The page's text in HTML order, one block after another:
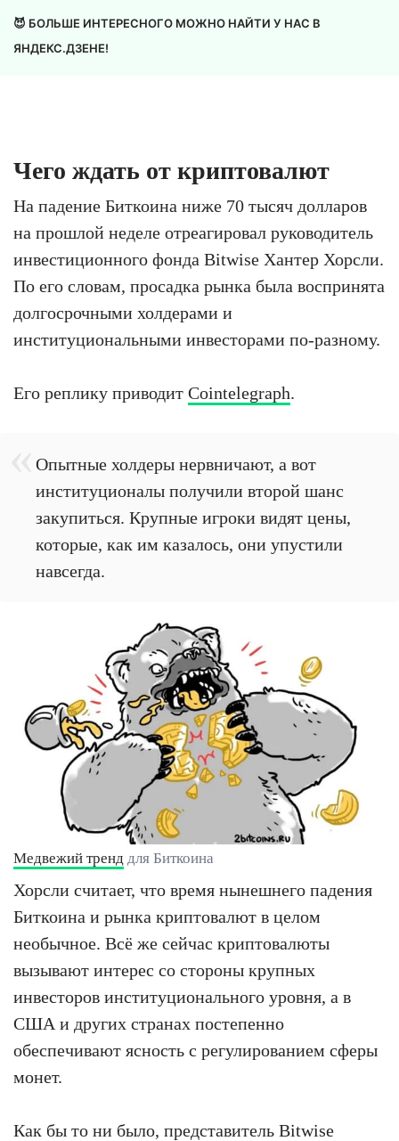
😈 БОЛЬШЕ ИНТЕРЕСНОГО МОЖНО НАЙТИ У НАС В
ЯНДЕКС.ДЗЕНЕ!
Чего ждать от криптовалют
На падение Биткоина ниже 70 тысяч долларов
на прошлой неделе отреагировал руководитель
инвестиционного фонда Bitwise Хантер Хорсли.
По его словам, просадка рынка была воспринята
долгосрочными холдерами и
институциональными инвесторами по-разному.
Его реплику приводит Cointelegraph.
Опытные холдеры нервничают, а вот
институционалы получили второй шанс
закупиться. Крупные игроки видят цены,
которые, как им казалось, они упустили
навсегда.
Медвежий тренд для Биткоина
Хорсли считает, что время нынешнего падения
Биткоина и рынка криптовалют в целом
необычное. Всё же сейчас криптовалюты
вызывают интерес со стороны крупных
инвесторов институционального уровня, а в
США и других странах постепенно
обеспечивают ясность с регулированием сферы
монет.
Как бы то ни было, представитель Bitwise